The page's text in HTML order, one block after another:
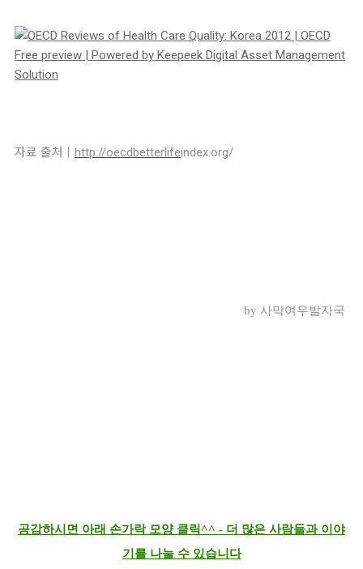
자료 출처ㅣ http://oecdbetterlifeindex.org/
by 사막여우발자국
공감하시면 아래 손가락 모양 클릭^^ - 더 많은 사람들과 이야
기를 나눌 수 있습니다